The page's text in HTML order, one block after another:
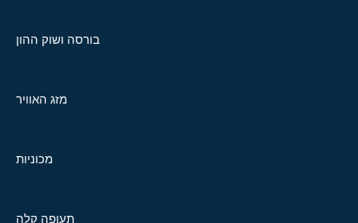
בורסה ושוק ההון
מזג האוויר
מכוניות
תעופה קלה